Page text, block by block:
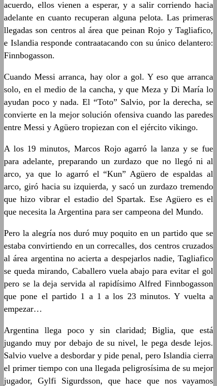
acuerdo, ellos vienen a esperar, y a salir corriendo hacia
adelante en cuanto recuperan alguna pelota. Las primeras
llegadas son centros al área que peinan Rojo y Tagliafico,
e Islandia responde contraatacando con su único delantero:
Finnbogasson.
Cuando Messi arranca, hay olor a gol. Y eso que arranca
solo, en el medio de la cancha, y que Meza y Di María lo
ayudan poco y nada. El “Toto” Salvio, por la derecha, se
convierte en la mejor solución ofensiva cuando las paredes
entre Messi y Agüero tropiezan con el ejército vikingo.
A los 19 minutos, Marcos Rojo agarró la lanza y se fue
para adelante, preparando un zurdazo que no llegó ni al
arco, ya que lo agarró el “Kun” Agüero de espaldas al
arco, giró hacia su izquierda, y sacó un zurdazo tremendo
que hizo vibrar el estadio del Spartak. Ese Agüero es el
que necesita la Argentina para ser campeona del Mundo.
Pero la alegría nos duró muy poquito en un partido que se
estaba convirtiendo en un correcalles, dos centros cruzados
al área argentina no acierta a despejarlos nadie, Tagliafico
se queda mirando, Caballero vuela abajo para evitar el gol
pero se la deja servida al rapidísimo Alfred Finnbogasson
que pone el partido 1 a 1 a los 23 minutos. Y vuelta a
empezar…
Argentina llega poco y sin claridad; Biglia, que está
jugando muy por debajo de su nivel, le pega desde lejos.
Salvio vuelve a desbordar y pide penal, pero Islandia cierra
el primer tiempo con una llegada peligrosísima de su mejor
jugador, Gylfi Sigurdsson, que hace que nos vayamos